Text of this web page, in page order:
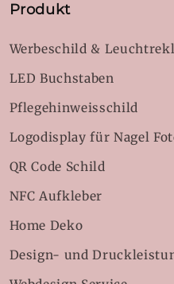
Produkt
Werbeschild &
LED Buchstaben
Pflegehinweisschild
Logodisplay für Nagel
QR Code Schild
NFC Aufkleber
Home Deko
Design- und